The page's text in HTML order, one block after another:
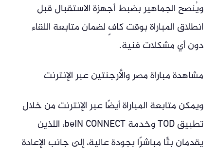
ويُنصح الجماهير بضبط أجهزة الاستقبال قبل
انطلاق المباراة بوقت كافٍ لضمان متابعة اللقاء
دون أي مشكلات فنية.
مشاهدة مباراة مصر والأرجنتين عبر الإنترنت
ويمكن متابعة المباراة أيضًا عبر الإنترنت من خلال
تطبيق TOD وخدمة beIN CONNECT، اللذين
يقدمان بثًا مباشرًا بجودة عالية، إلى جانب الإعادة